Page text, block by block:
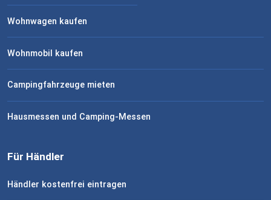
Wohnwagen kaufen
Wohnmobil kaufen
Campingfahrzeuge mieten
Hausmessen und Camping-Messen
Für Händler
Händler kostenfrei eintragen